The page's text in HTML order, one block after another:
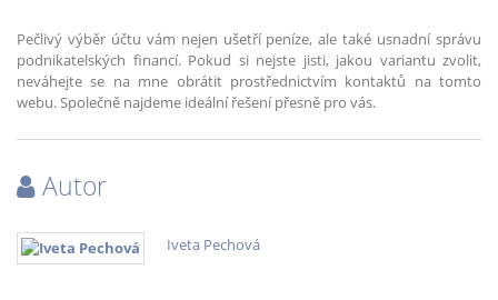
Pečlivý výběr účtu vám nejen ušetří peníze, ale také usnadní správu
podnikatelských financí. Pokud si nejste jisti, jakou variantu zvolit,
neváhejte se na mne obrátit prostřednictvím kontaktů na tomto
webu. Společně najdeme ideální řešení přesně pro vás.
Autor
Iveta Pechová